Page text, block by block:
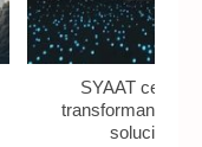
SYAAT
transformando
soluciones